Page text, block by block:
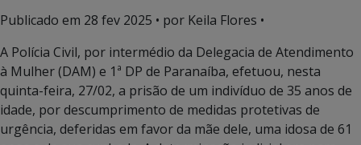
Publicado em 28 fev 2025 • por Keila Flores •
A Polícia Civil, por intermédio da Delegacia de Atendimento
à Mulher (DAM) e 1ª DP de Paranaíba, efetuou, nesta
quinta-feira, 27/02, a prisão de um indivíduo de 35 anos de
idade, por descumprimento de medidas protetivas de
urgência, deferidas em favor da mãe dele, uma idosa de 61